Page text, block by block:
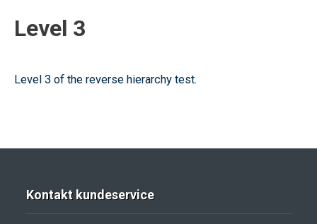
Level 3
Level 3 of the reverse hierarchy test.
Kontakt kundeservice